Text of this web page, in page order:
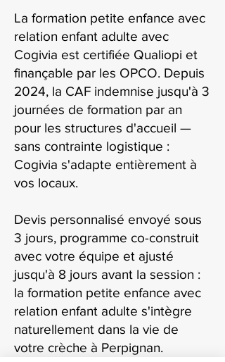
La formation petite enfance avec
relation enfant adulte avec
Cogivia est certifiée Qualiopi et
finançable par les OPCO. Depuis
2024, la CAF indemnise jusqu'à 3
journées de formation par an
pour les structures d'accueil —
sans contrainte logistique :
Cogivia s'adapte entièrement à
vos locaux.
Devis personnalisé envoyé sous
3 jours, programme co-construit
avec votre équipe et ajusté
jusqu'à 8 jours avant la session :
la formation petite enfance avec
relation enfant adulte s'intègre
naturellement dans la vie de
votre crèche à Perpignan.